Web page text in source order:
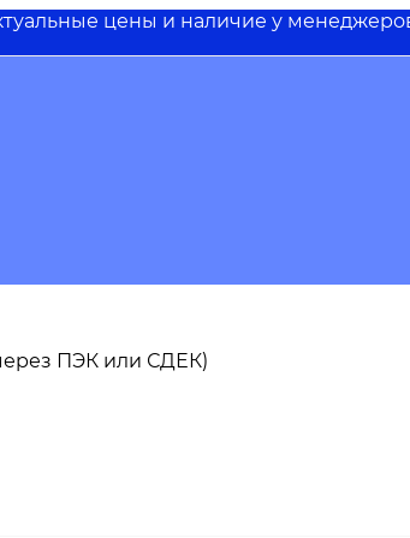
цены и наличие у
через ПЭК или СДЕК)